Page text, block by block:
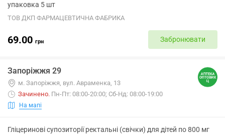
упаковка 5 шт
ТОВ ДКП ФАРМАЦЕВТИЧНА ФАБРИКА
69.00 грн Забронювати
Запоріжжя 29
м. Запоріжжя, вул. Авраменка, 13
Зачинено. Пн-Пт: 08:00-20:00; Сб-Нд: 08:00-19:00
На мапі
Гліцеринові супозиторії ректальні (свічки) для дітей по 800 мг